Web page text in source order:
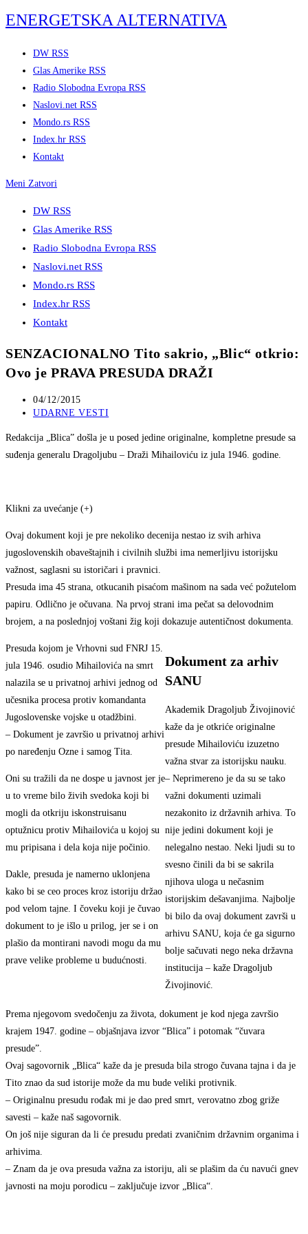
Skip
to
ENERGETSKA ALTERNATIVA
DW RSS
Glas Amerike RSS
Radio Slobodna Evropa RSS
Naslovi.net RSS
Mondo.rs RSS
Index.hr RSS
Kontakt
Meni Zatvori
DW RSS
Glas Amerike RSS
Radio Slobodna Evropa RSS
Naslovi.net RSS
Mondo.rs RSS
Index.hr RSS
Kontakt
SENZACIONALNO Tito sakrio, „Blic“ otkrio:
Ovo je PRAVA PRESUDA DRAŽI
Post
published:
04/12/2015
Post
UDARNE VESTI
Redakcija „Blica” došla je u posed jedine originalne, kompletne presude sa
suđenja generalu Dragoljubu – Draži Mihailoviću iz jula 1946. godine.
Klikni za uvećanje (+)
Ovaj dokument koji je pre nekoliko decenija nestao iz svih arhiva
jugoslovenskih obaveštajnih i civilnih službi ima nemerljivu istorijsku
važnost, saglasni su istoričari i pravnici.
Presuda ima 45 strana, otkucanih pisaćom mašinom na sada već požutelom
papiru. Odlično je očuvana. Na prvoj strani ima pečat sa delovodnim
brojem, a na poslednjoj voštani žig koji dokazuje autentičnost dokumenta.
Dokument za arhiv
SANU
Akademik Dragoljub Živojinović
kaže da je otkriće originalne
presude Mihailoviću izuzetno
važna stvar za istorijsku nauku.
– Neprimereno je da su se tako
važni dokumenti uzimali
nezakonito iz državnih arhiva. To
nije jedini dokument koji je
nelegalno nestao. Neki ljudi su to
svesno činili da bi se sakrila
njihova uloga u nečasnim
istorijskim dešavanjima. Najbolje
bi bilo da ovaj dokument završi u
arhivu SANU, koja će ga sigurno
bolje sačuvati nego neka državna
institucija – kaže Dragoljub
Živojinović.
Presuda kojom je Vrhovni sud FNRJ 15.
jula 1946. osudio Mihailovića na smrt
nalazila se u privatnoj arhivi jednog od
učesnika procesa protiv komandanta
Jugoslovenske vojske u otadžbini.
– Dokument je završio u privatnoj arhivi
po naređenju Ozne i samog Tita.
Oni su tražili da ne dospe u javnost jer je
u to vreme bilo živih svedoka koji bi
mogli da otkriju iskonstruisanu
optužnicu protiv Mihailovića u kojoj su
mu pripisana i dela koja nije počinio.
Dakle, presuda je namerno uklonjena
kako bi se ceo proces kroz istoriju držao
pod velom tajne. I čoveku koji je čuvao
dokument to je išlo u prilog, jer se i on
plašio da montirani navodi mogu da mu
prave velike probleme u budućnosti.
Prema njegovom svedočenju za života, dokument je kod njega završio
krajem 1947. godine – objašnjava izvor “Blica” i potomak “čuvara
presude”.
Ovaj sagovornik „Blica“ kaže da je presuda bila strogo čuvana tajna i da je
Tito znao da sud istorije može da mu bude veliki protivnik.
– Originalnu presudu rođak mi je dao pred smrt, verovatno zbog griže
savesti – kaže naš sagovornik.
On još nije siguran da li će presudu predati zvaničnim državnim organima i
arhivima.
– Znam da je ova presuda važna za istoriju, ali se plašim da ću navući gnev
javnosti na moju porodicu – zaključuje izvor „Blica“.